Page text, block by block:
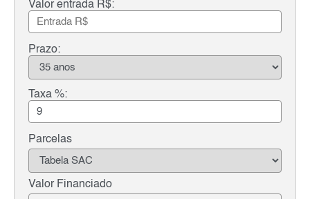
Valor entrada R$:
Prazo:
Taxa %:
Parcelas
Valor Financiado